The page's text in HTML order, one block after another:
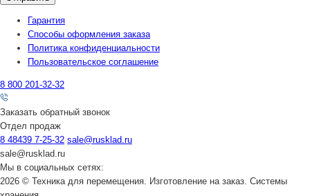
Гарантия
Способы оформления заказа
Политика конфиденциальности
Пользовательское соглашение
8 800 201-32-32
Заказать обратный звонок
Отдел продаж
8 48439 7-25-32 sale@rusklad.ru
sale@rusklad.ru
Мы в социальных сетях:
2026 © Техника для перемещения. Изготовление на заказ. Системы